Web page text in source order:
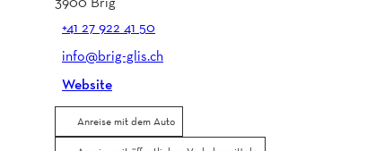
+41 27 922 41 50
info@brig-glis.ch
Website
Anreise mit dem Auto